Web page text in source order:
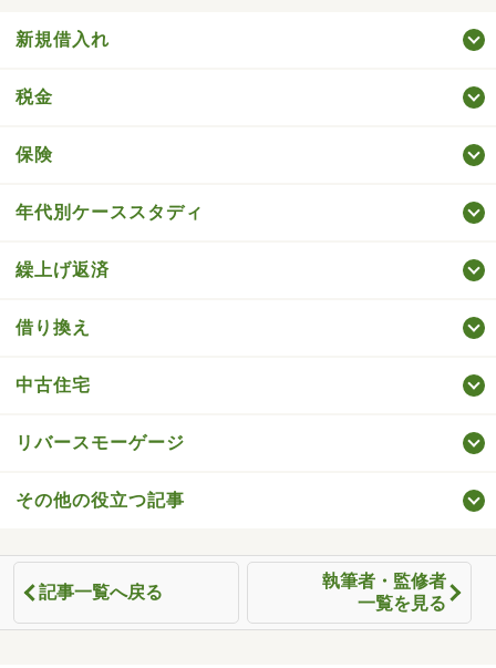
新規借入れ
税金
保険
年代別ケーススタディ
繰上げ返済
借り換え
中古住宅
リバースモーゲージ
その他の役立つ記事
記事一覧へ戻る
執筆者・監修者
一覧を見る